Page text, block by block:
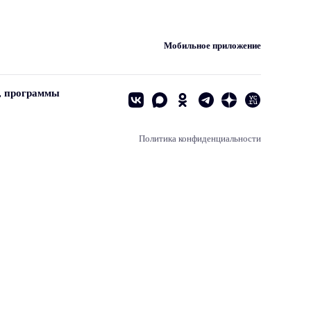
Мобильное приложение
программы
Политика конфиденциальности